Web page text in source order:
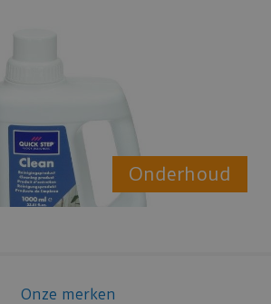
Onderhoud
Onze merken